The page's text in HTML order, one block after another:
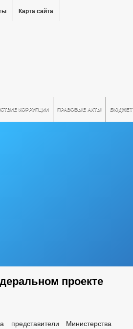
Карта сайта
КОРРУПЦИИ ПРАВОВЫЕ АКТЫ БЮДЖЕТ
проекте
Министерства